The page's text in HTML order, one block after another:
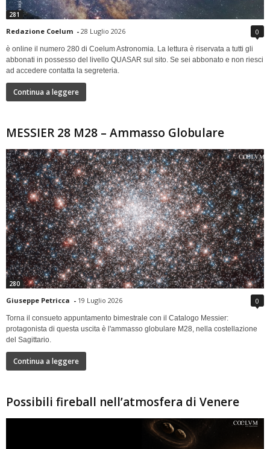
281
Redazione Coelum - 28 Luglio 2026 0
è online il numero 280 di Coelum Astronomia. La lettura è riservata a tutti gli
abbonati in possesso del livello QUASAR sul sito. Se sei abbonato e non riesci
ad accedere contatta la segreteria.
Continua a leggere
MESSIER 28 M28 – Ammasso Globulare
280
Giuseppe Petricca - 19 Luglio 2026 0
Torna il consueto appuntamento bimestrale con il Catalogo Messier:
protagonista di questa uscita è l'ammasso globulare M28, nella costellazione
del Sagittario.
Continua a leggere
Possibili fireball nell’atmosfera di Venere